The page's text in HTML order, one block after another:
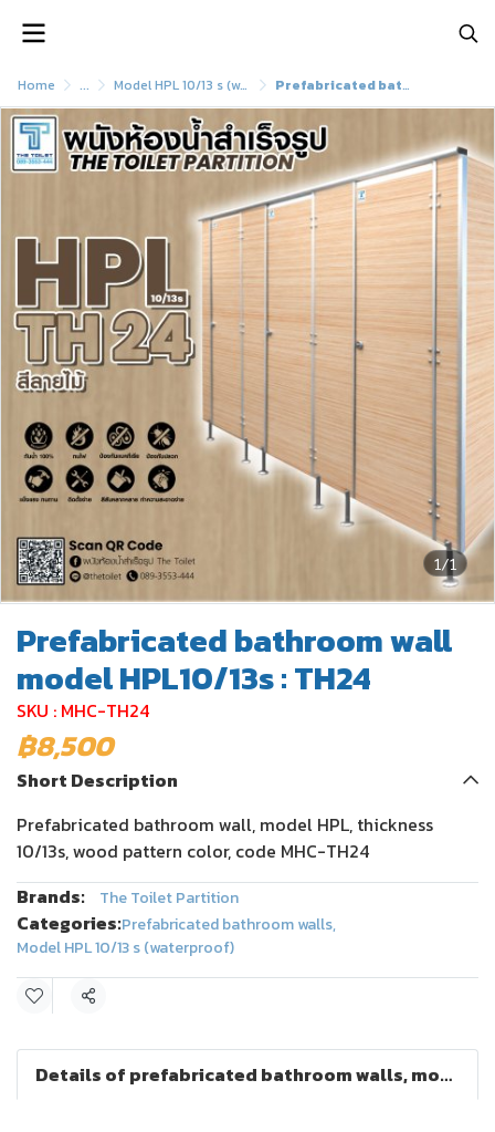
Home ... Model HPL 10/13 s (waterproof) Prefabricated bathroom wall model HPL10/13s : TH24
1/1
Prefabricated bathroom wall
model HPL10/13s : TH24
SKU : MHC-TH24
฿8,500
Short Description
Prefabricated bathroom wall, model HPL, thickness
10/13s, wood pattern color, code MHC-TH24
Brands:
The Toilet Partition
Categories:Prefabricated bathroom walls,
Model HPL 10/13 s (waterproof)
Share
Details of prefabricated bathroom walls, model HPL10/13s